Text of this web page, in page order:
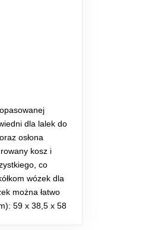
dla lalek do
osłona
kosz i
co
wózek dla
można łatwo
59 x 38,5 x 58